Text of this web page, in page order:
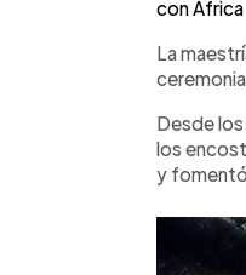
con África
La
Desde
los
y